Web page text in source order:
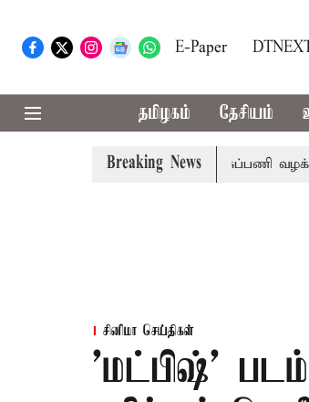
E-Paper
தமிழகம் தேசியம்
Breaking News
குடும்பத்தினருக்கு அரசுப்பணி வழக்கு;
சினிமா செய்திகள்
'மட்பிஷ்'